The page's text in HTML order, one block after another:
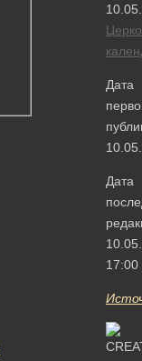
Дата
Дата
17:00